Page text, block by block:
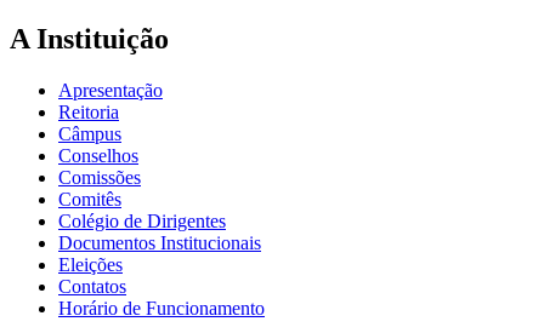
A Instituição
Apresentação
Reitoria
Câmpus
Conselhos
Comissões
Comitês
Colégio de Dirigentes
Documentos Institucionais
Eleições
Contatos
Horário de Funcionamento